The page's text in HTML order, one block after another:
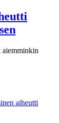
aiemminkin
aiheutti